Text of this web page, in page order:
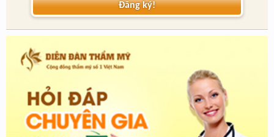
Đăng ký!